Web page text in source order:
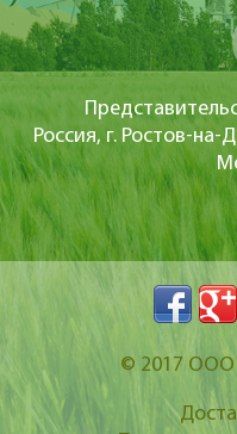
Россия, г. Ростов-на-
© 2017 ООО